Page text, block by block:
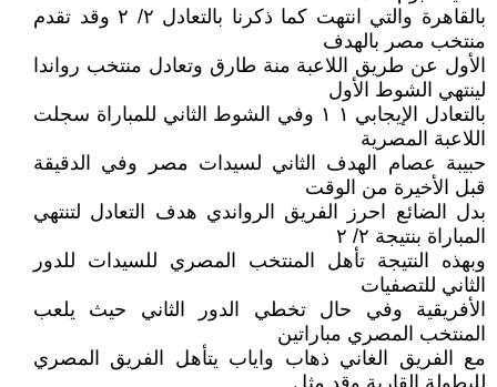
بالقاهرة والتي انتهت كما ذكرنا بالتعادل ٢/ ٢ وقد تقدم
منتخب مصر بالهدف
الأول عن طريق اللاعبة منة طارق وتعادل منتخب رواندا
لينتهي الشوط الأول
بالتعادل الإيجابي ١ ١ وفي الشوط الثاني للمباراة سجلت
اللاعبة المصرية
حبيبة عصام الهدف الثاني لسيدات مصر وفي الدقيقة
قبل الأخيرة من الوقت
بدل الضائع احرز الفريق الرواندي هدف التعادل لتنتهي
المباراة بنتيجة ٢/ ٢
وبهذه النتيجة تأهل المنتخب المصري للسيدات للدور
الثاني للتصفيات
الأفريقية وفي حال تخطي الدور الثاني حيث يلعب
المنتخب المصري مباراتين
مع الفريق الغاني ذهاب واياب يتأهل الفريق المصري